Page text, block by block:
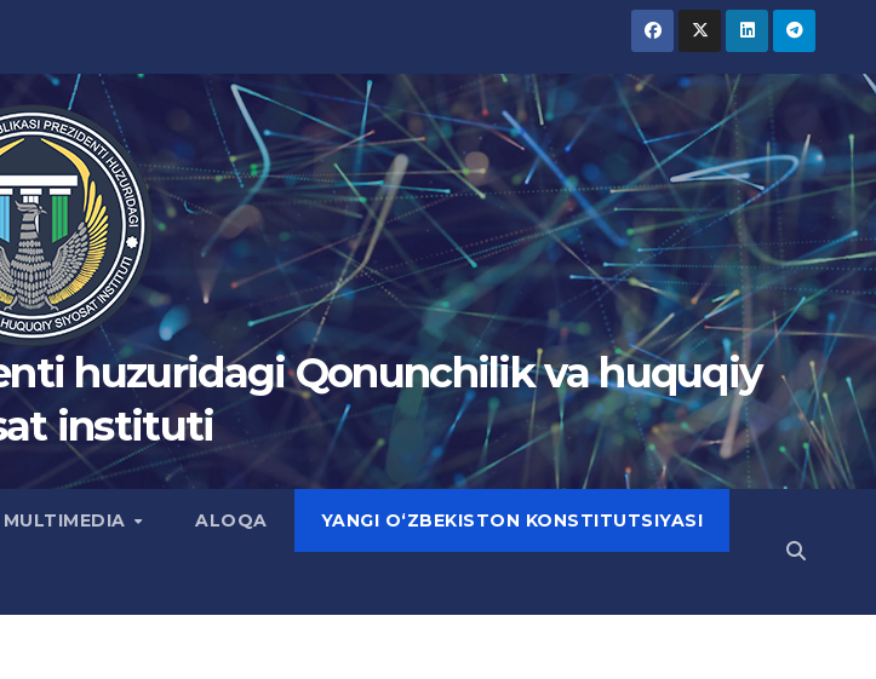
huzuridagi Qonunchilik va huquqiy
instituti
MULTIMEDIA ALOQA YANGI O‘ZBEKISTON KONSTITUTSIYASI